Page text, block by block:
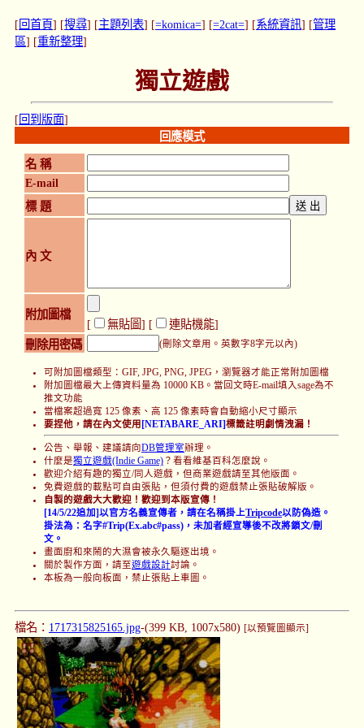
[ 回首頁] [搜尋] [主題列表] [=komica=] [=2cat=] [系統資訊] [管理
區] [重新整理]
獨立遊戲
[ 回到版面]
回應模式
名 稱
E-mail
標 題
內 文
附加圖檔
[ 無貼圖] [ 連貼機能]
刪除用密碼
(刪除文章用。英數字8字元以內)
可附加圖檔類型：GIF, JPG, PNG, JPEG，瀏覽器才能正常附加圖檔
附加圖檔最大上傳資料量為 10000 KB。當回文時E-mail填入sage為不
推文功能
當檔案超過寬 125 像素、高 125 像素時會自動縮小尺寸顯示
要捏他，請在內文使用 [NETABARE_ARI]標籤註明劇情洩漏！
公告、舉報、建議請向 DB管理室辦理。
什麼是獨立遊戲(Indie Game) ？看看維基百科怎麼說。
歡迎介紹有趣的獨立/同人遊戲，但商業遊戲請至其他版面。
免費遊戲的載點可自由張貼，但須付費的遊戲禁止張貼破解版。
自製的遊戲大大歡迎！歡迎到本版宣傳！
[14/5/22追加]以官方名義宣傳者，請在名稱掛上Tripcode以防偽造。
掛法為：名字#Trip(Ex.abc#pass)，未加者經宣導後不改將鎖文/刪
文。
畫面廚和來鬧的大濕會被永久驅逐出境。
關於製作方面，請至遊戲設計討論。
本板為一般向板面，禁止張貼上車圖。
檔名： 1717315825165.jpg-(399 KB, 1007x580) [以預覽圖顯示]